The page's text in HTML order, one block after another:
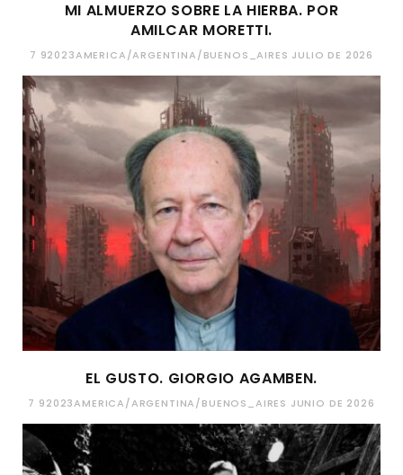
MI ALMUERZO SOBRE LA HIERBA. POR
AMILCAR MORETTI.
7 92023AMERICA/ARGENTINA/BUENOS_AIRES JULIO DE 2026
EL GUSTO. GIORGIO AGAMBEN.
7 92023AMERICA/ARGENTINA/BUENOS_AIRES JUNIO DE 2026